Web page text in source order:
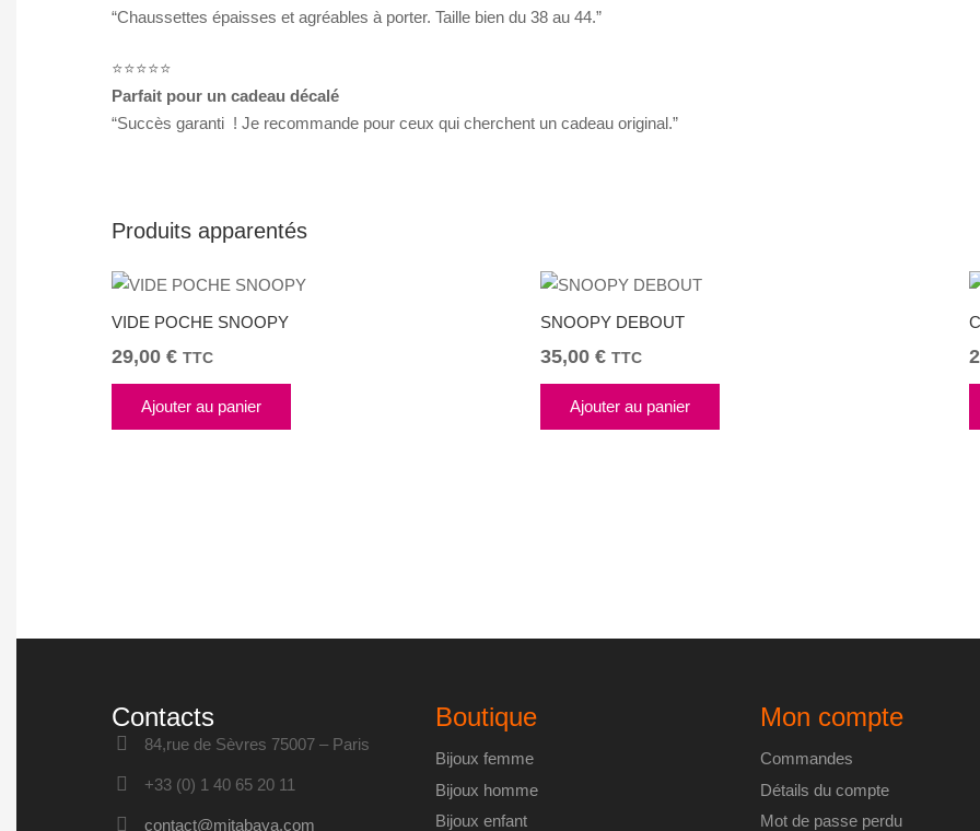
“Chaussettes épaisses et agréables à porter. Taille bien du 38 au 44.”
⭐️⭐️⭐️⭐️⭐️
Parfait pour un cadeau décalé
“Succès garanti ! Je recommande pour ceux qui cherchent un cadeau original.”
Produits apparentés
VIDE POCHE SNOOPY
29,00 € TTC
Ajouter au panier
SNOOPY DEBOUT
35,00 € TTC
Ajouter au panier
Contacts
84,rue de Sèvres 75007 – Paris
+33 (0) 1 40 65 20 11
contact@mitabaya.com
Boutique
Bijoux femme
Bijoux homme
Bijoux enfant
Mon compte
Commandes
Détails du compte
Mot de passe perdu